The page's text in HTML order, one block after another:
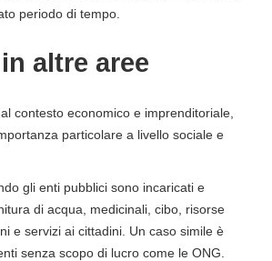
periodo di tempo.
altre aree
contesto economico e imprenditoriale,
particolare a livello sociale e
gli enti pubblici sono incaricati e
di acqua, medicinali, cibo, risorse
e servizi ai cittadini. Un caso simile è
senza scopo di lucro come le ONG.